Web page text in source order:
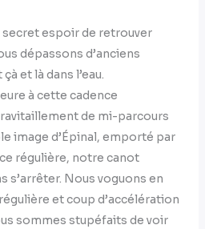
secret espoir de retrouver
dépassons d’anciens
et là dans l’eau.
à cette cadence
de mi-parcours
image d’Épinal, emporté par
régulière, notre canot
s’arrêter. Nous voguons en
et coup d’accélération
sommes stupéfaits de voir